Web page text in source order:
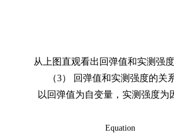
从上图直观看出回弹值和实测强
（3）
回弹值和实测强度的关
以回弹值为自变量，实测强度为
Equation